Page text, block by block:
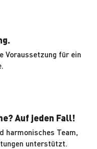
Voraussetzung für ein
Auf jeden Fall!
harmonisches Team,
unterstützt.